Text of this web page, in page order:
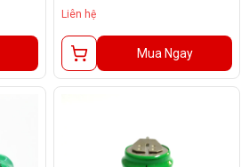
Liên hệ
Mua Ngay